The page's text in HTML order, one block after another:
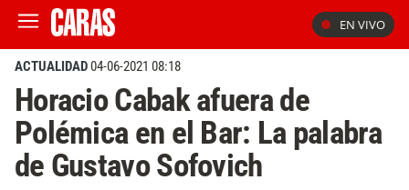
EN VIVO
ACTUALIDAD04-06-2021 08:18
Horacio Cabak afuera de
Polémica en el Bar: La palabra
de Gustavo Sofovich